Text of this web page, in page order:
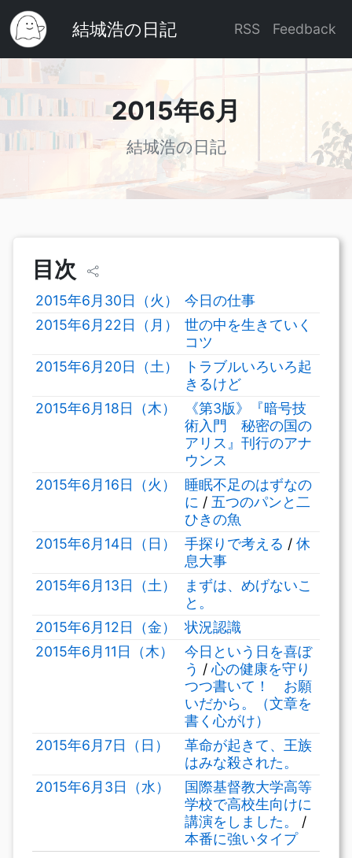
結城浩の日記 RSS Feedback
2015年6月
結城浩の日記
目次
2015年6月30日（火）
今日の仕事
2015年6月22日（月）
世の中を生きていく
コツ
2015年6月20日（土）
トラブルいろいろ起
きるけど
2015年6月18日（木）
《第3版》『暗号技
術入門 秘密の国の
アリス』刊行のアナ
ウンス
2015年6月16日（火）
睡眠不足のはずなの
に / 五つのパンと二
ひきの魚
2015年6月14日（日）
手探りで考える / 休
息大事
2015年6月13日（土）
まずは、めげないこ
と。
2015年6月12日（金）
状況認識
2015年6月11日（木）
今日という日を喜ぼ
う /心の健康を守り
つつ書いて！ お願
いだから。（文章を
書く心がけ）
2015年6月7日（日）
革命が起きて、王族
はみな殺された。
2015年6月3日（水）
国際基督教大学高等
学校で高校生向けに
講演をしました。
/
本番に強いタイプ